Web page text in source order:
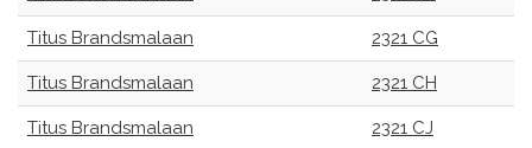
Titus Brandsmalaan 2321 CG
Titus Brandsmalaan 2321 CH
Titus Brandsmalaan 2321 CJ